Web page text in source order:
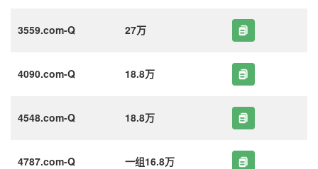
3559.com-Q 27万
4090.com-Q 18.8万
4548.com-Q 18.8万
4787.com-Q 一组16.8万